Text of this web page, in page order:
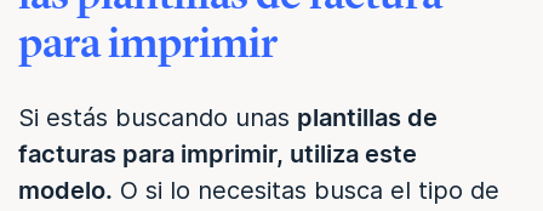
para imprimir
Si estás buscando unas plantillas de
facturas para imprimir, utiliza este
modelo. O si lo necesitas busca el tipo de